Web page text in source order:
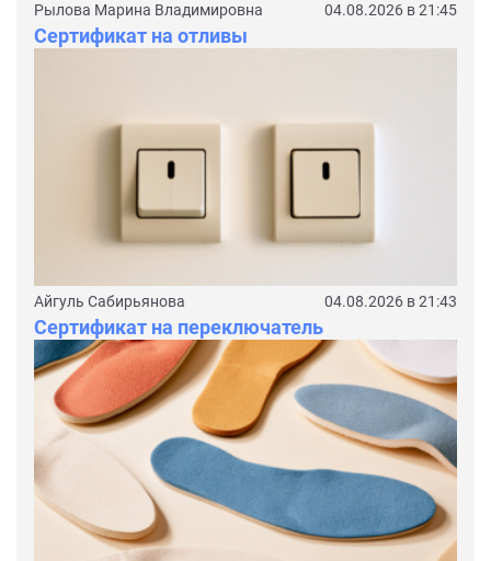
Рылова Марина Владимировна 04.08.2026 в 21:45
Сертификат на отливы
Айгуль Сабирьянова 04.08.2026 в 21:43
Сертификат на переключатель